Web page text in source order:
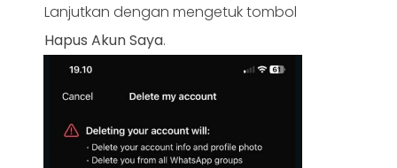
Lanjutkan dengan mengetuk tombol
Hapus Akun Saya.